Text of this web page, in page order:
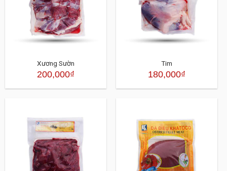
Xương Sườn
200,000₫
Tim
180,000₫